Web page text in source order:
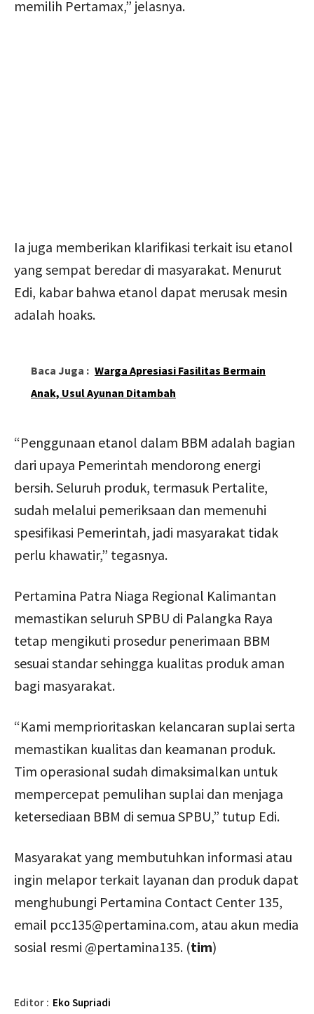
memilih Pertamax,” jelasnya.
Ia juga memberikan klarifikasi terkait isu etanol
yang sempat beredar di masyarakat. Menurut
Edi, kabar bahwa etanol dapat merusak mesin
adalah hoaks.
Baca Juga : Warga Apresiasi Fasilitas Bermain
Anak, Usul Ayunan Ditambah
“Penggunaan etanol dalam BBM adalah bagian
dari upaya Pemerintah mendorong energi
bersih. Seluruh produk, termasuk Pertalite,
sudah melalui pemeriksaan dan memenuhi
spesifikasi Pemerintah, jadi masyarakat tidak
perlu khawatir,” tegasnya.
Pertamina Patra Niaga Regional Kalimantan
memastikan seluruh SPBU di Palangka Raya
tetap mengikuti prosedur penerimaan BBM
sesuai standar sehingga kualitas produk aman
bagi masyarakat.
“Kami memprioritaskan kelancaran suplai serta
memastikan kualitas dan keamanan produk.
Tim operasional sudah dimaksimalkan untuk
mempercepat pemulihan suplai dan menjaga
ketersediaan BBM di semua SPBU,” tutup Edi.
Masyarakat yang membutuhkan informasi atau
ingin melapor terkait layanan dan produk dapat
menghubungi Pertamina Contact Center 135,
email pcc135@pertamina.com, atau akun media
sosial resmi @pertamina135. (tim)
Editor : Eko Supriadi